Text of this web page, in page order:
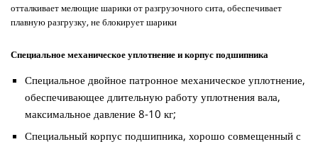
отталкивает мелющие шарики от разгрузочного сита, обеспечивает
плавную разгрузку, не блокирует шарики
Специальное механическое уплотнение и корпус подшипника
Специальное двойное патронное механическое уплотнение,
обеспечивающее длительную работу уплотнения вала,
максимальное давление 8-10 кг;
Специальный корпус подшипника, хорошо совмещенный с